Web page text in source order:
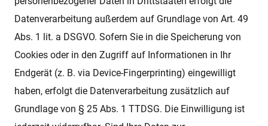
Datenverarbeitung außerdem auf Grundlage von Art. 49
Abs. 1 lit. a DSGVO. Sofern Sie in die Speicherung von
Cookies oder in den Zugriff auf Informationen in Ihr
Endgerät (z. B. via Device-Fingerprinting) eingewilligt
haben, erfolgt die Datenverarbeitung zusätzlich auf
Grundlage von § 25 Abs. 1 TTDSG. Die Einwilligung ist